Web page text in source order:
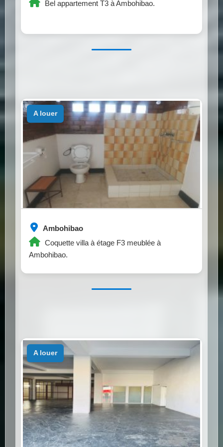
Bel appartement T3 à Ambohibao.
Ambohibao
Coquette villa à étage F3 meublée à
Ambohibao.
a louer
a louer